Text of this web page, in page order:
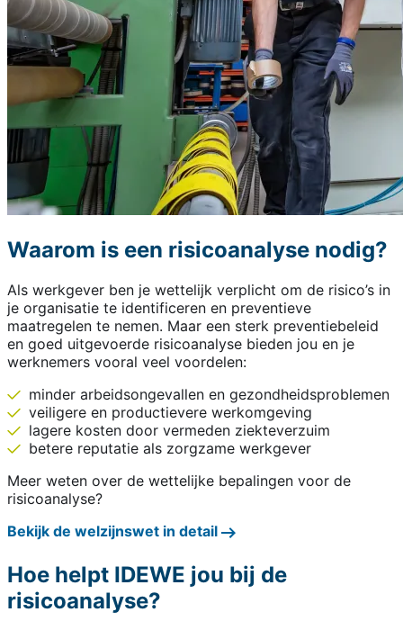
Waarom is een risicoanalyse nodig?
Als werkgever ben je wettelijk verplicht om de risico’s in
je organisatie te identificeren en preventieve
maatregelen te nemen. Maar een sterk preventiebeleid
en goed uitgevoerde risicoanalyse bieden jou en je
werknemers vooral veel voordelen:
minder arbeidsongevallen en gezondheidsproblemen
veiligere en productievere werkomgeving
lagere kosten door vermeden ziekteverzuim
betere reputatie als zorgzame werkgever
Meer weten over de wettelijke bepalingen voor de
risicoanalyse?
Bekijk de welzijnswet in detail
Hoe helpt IDEWE jou bij de
risicoanalyse?